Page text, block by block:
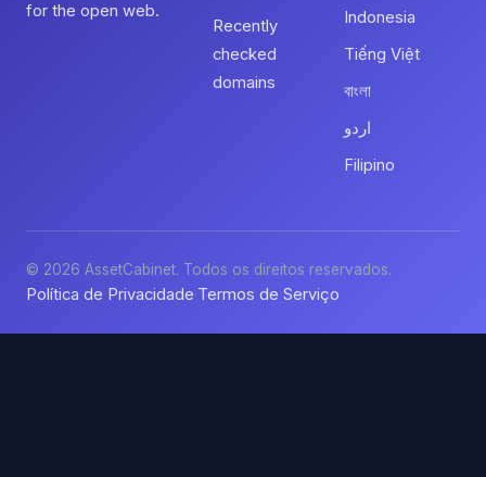
for the open web.
Recently
checked
domains
Indonesia
Tiếng Việt
বাংলা
اردو
Filipino
© 2026 AssetCabinet. Todos os direitos reservados.
Política de Privacidade·Termos de Serviço